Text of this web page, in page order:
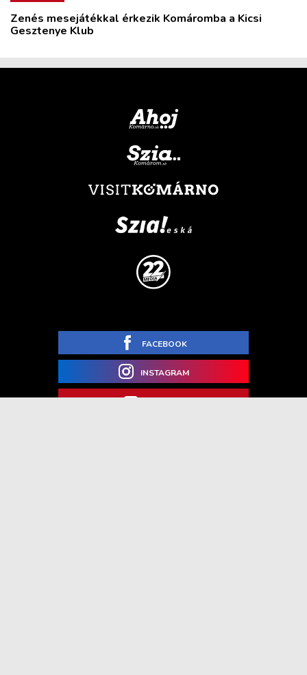
Zenés mesejátékkal érkezik Komáromba a Kicsi
Gesztenye Klub
FACEBOOK
INSTAGRAM